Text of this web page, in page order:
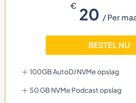
€ 20 / Per
BESTEL NU
100GB AutoDJ NVMe opslag
50 GB NVMe Podcast opslag